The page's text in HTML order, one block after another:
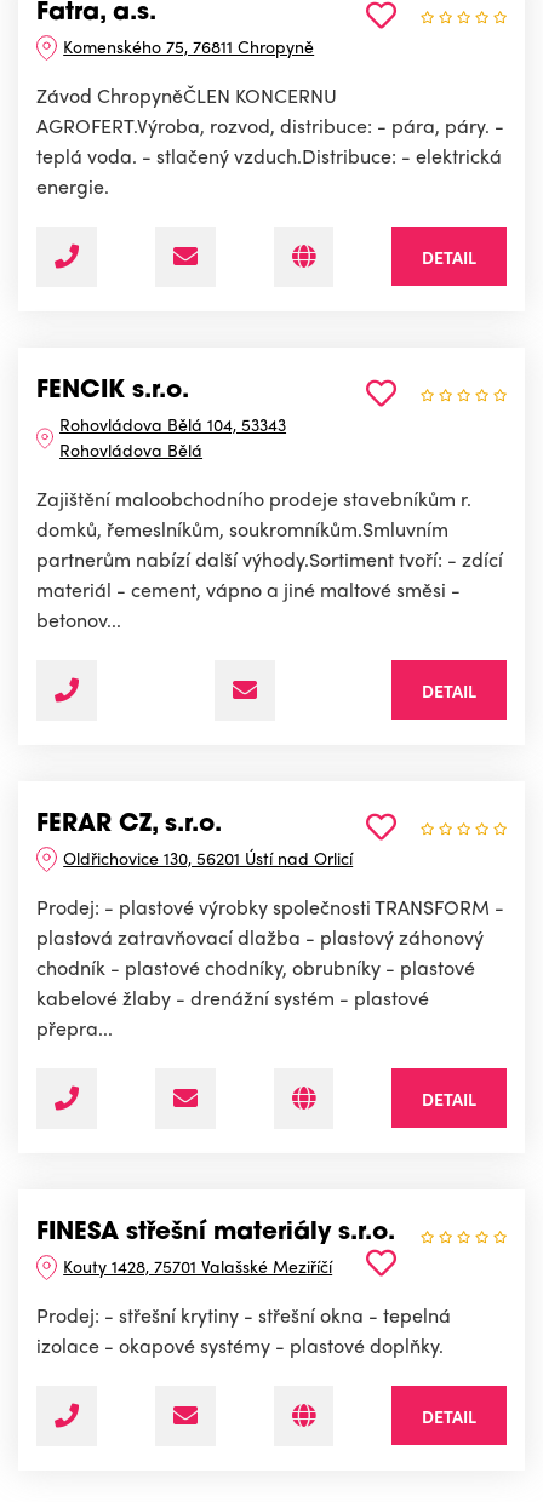
Fatra, a.s.
Komenského 75, 76811 Chropyně
Závod ChropyněČLEN KONCERNU
AGROFERT.Výroba, rozvod, distribuce: - pára, páry. -
teplá voda. - stlačený vzduch.Distribuce: - elektrická
energie.
DETAIL
FENCIK s.r.o.
Rohovládova Bělá 104, 53343
Rohovládova Bělá
Zajištění maloobchodního prodeje stavebníkům r.
domků, řemeslníkům, soukromníkům.Smluvním
partnerům nabízí další výhody.Sortiment tvoří: - zdící
materiál - cement, vápno a jiné maltové směsi -
betonov...
DETAIL
FERAR CZ, s.r.o.
Oldřichovice 130, 56201 Ústí nad Orlicí
Prodej: - plastové výrobky společnosti TRANSFORM -
plastová zatravňovací dlažba - plastový záhonový
chodník - plastové chodníky, obrubníky - plastové
kabelové žlaby - drenážní systém - plastové
přepra...
DETAIL
FINESA střešní materiály s.r.o.
Kouty 1428, 75701 Valašské Meziříčí
Prodej: - střešní krytiny - střešní okna - tepelná
izolace - okapové systémy - plastové doplňky.
DETAIL